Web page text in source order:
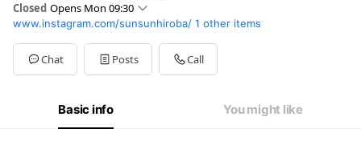
Closed Opens Mon 09:30
SunClosed
Mon09:30 - 15:30
Tue09:30 - 15:30
Wed09:30 - 15:30
09:30 - 15:30
Closed
土曜開催あり。開催日はインスタ・HP等でご確認ください。
www.instagram.com/sunsunhiroba/ 1 other items
Chat Posts Call
Basic info You might like